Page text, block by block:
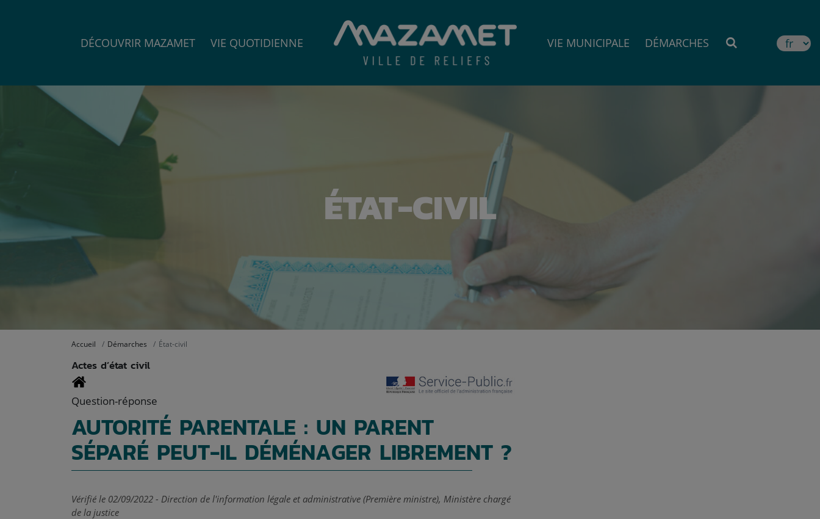
DÉCOUVRIR MAZAMET VIE QUOTIDIENNE VIE MUNICIPALE DÉMARCHES MOTEUR DE
ÉTAT-CIVIL
Accueil Démarches État-civil
Actes d’état civil
Question-réponse
AUTORITÉ PARENTALE : UN PARENT
SÉPARÉ PEUT-IL DÉMÉNAGER LIBREMENT ?
Vérifié le 02/09/2022 - Direction de l'information légale et administrative (Première ministre), Ministère chargé
de la justice